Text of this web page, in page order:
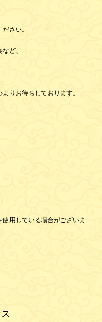
さい。
ど、
りお待ちしております。
用している場合がございま